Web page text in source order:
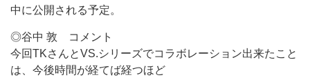
中に公開される予定。
◎谷中 敦 コメント
今回TKさんとVS.シリーズでコラボレーション出来たこと
は、今後時間が経てば経つほど